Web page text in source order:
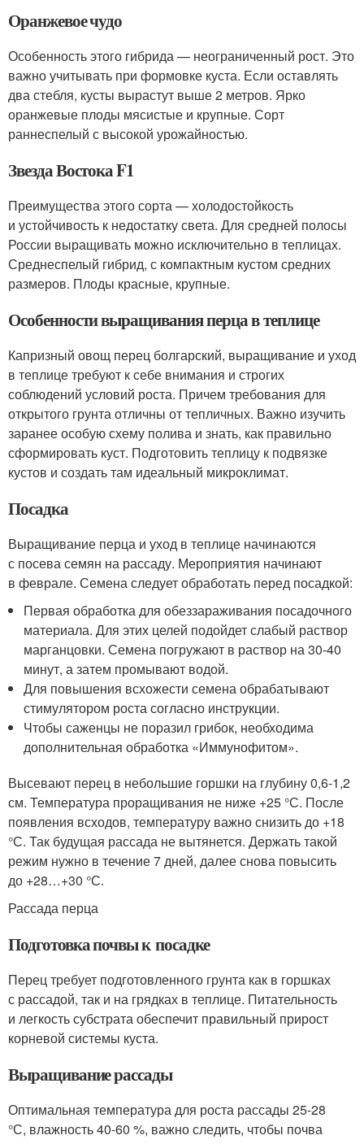
Оранжевое чудо
Особенность этого гибрида — неограниченный рост. Это
важно учитывать при формовке куста. Если оставлять
два стебля, кусты вырастут выше 2 метров. Ярко
оранжевые плоды мясистые и крупные. Сорт
раннеспелый с высокой урожайностью.
Звезда Востока F1
Преимущества этого сорта — холодостойкость
и устойчивость к недостатку света. Для средней полосы
России выращивать можно исключительно в теплицах.
Среднеспелый гибрид, с компактным кустом средних
размеров. Плоды красные, крупные.
Особенности выращивания перца в теплице
Капризный овощ перец болгарский, выращивание и уход
в теплице требуют к себе внимания и строгих
соблюдений условий роста. Причем требования для
открытого грунта отличны от тепличных. Важно изучить
заранее особую схему полива и знать, как правильно
сформировать куст. Подготовить теплицу к подвязке
кустов и создать там идеальный микроклимат.
Посадка
Выращивание перца и уход в теплице начинаются
с посева семян на рассаду. Мероприятия начинают
в феврале. Семена следует обработать перед посадкой:
Первая обработка для обеззараживания посадочного
материала. Для этих целей подойдет слабый раствор
марганцовки. Семена погружают в раствор на 30-40
минут, а затем промывают водой.
Для повышения всхожести семена обрабатывают
стимулятором роста согласно инструкции.
Чтобы саженцы не поразил грибок, необходима
дополнительная обработка «Иммунофитом».
Высевают перец в небольшие горшки на глубину 0,6-1,2
см. Температура проращивания не ниже +25 °С. После
появления всходов, температуру важно снизить до +18
°С. Так будущая рассада не вытянется. Держать такой
режим нужно в течение 7 дней, далее снова повысить
до +28…+30 °С.
Рассада перца
Подготовка почвы к посадке
Перец требует подготовленного грунта как в горшках
с рассадой, так и на грядках в теплице. Питательность
и легкость субстрата обеспечит правильный прирост
корневой системы куста.
Выращивание рассады
Оптимальная температура для роста рассады 25-28
°С, влажность 40-60 %, важно следить, чтобы почва